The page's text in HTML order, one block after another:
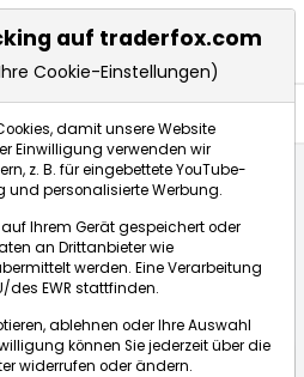
ohne Stefan Raab
DPA-AFX COMPACT
auf traderfox.com
Cookie-Einstellungen)
damit unsere Website
Einwilligung verwenden wir
z. B. für eingebettete YouTube-
und personalisierte Werbung.
Ihrem Gerät gespeichert oder
an Drittanbieter wie
werden. Eine Verarbeitung
EWR stattfinden.
ablehnen oder Ihre Auswahl
können Sie jederzeit über die
widerrufen oder ändern.